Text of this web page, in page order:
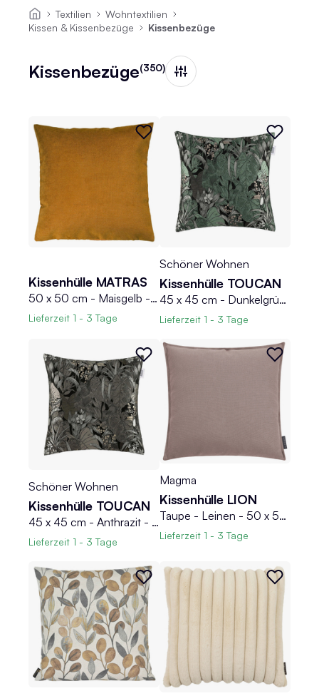
Textilien
Wohntextilien
Kissen & Kissenbezüge
Kissenbezüge
Kissenbezüge(350)
Kissenhülle MATRAS
50 x 50 cm - Maisgelb - Microvelours - mit Reißverschluss - meliert
Lieferzeit 1 - 3 Tage
Schöner Wohnen
Kissenhülle TOUCAN
45 x 45 cm - Dunkelgrün - Schwarz - Polyester - mit Reißverschluss
Lieferzeit 1 - 3 Tage
Schöner Wohnen
Kissenhülle TOUCAN
45 x 45 cm - Anthrazit - Schwarz - Polyester - mit Reißverschluss
Lieferzeit 1 - 3 Tage
Magma
Kissenhülle LION
Taupe - Leinen - 50 x 50 cm - mit Reißverschluss
Lieferzeit 1 - 3 Tage